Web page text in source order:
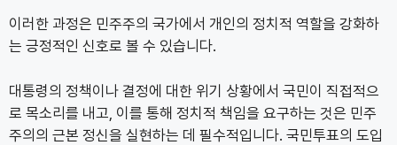
이러한 과정은 민주주의 국가에서 개인의 정치적 역할을 강화하
는 긍정적인 신호로 볼 수 있습니다.
대통령의 정책이나 결정에 대한 위기 상황에서 국민이 직접적으
로 목소리를 내고, 이를 통해 정치적 책임을 요구하는 것은 민주
주의의 근본 정신을 실현하는 데 필수적입니다. 국민투표의 도입